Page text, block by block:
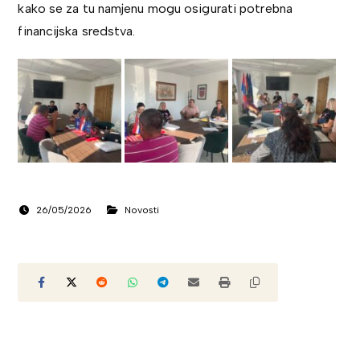
kako se za tu namjenu mogu osigurati potrebna
financijska sredstva.
26/05/2026 Novosti